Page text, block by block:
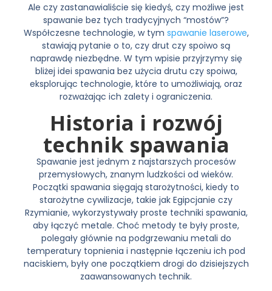
Ale czy zastanawialiście się kiedyś, czy możliwe jest
spawanie bez tych tradycyjnych “mostów”?
Współczesne technologie, w tym spawanie laserowe,
stawiają pytanie o to, czy drut czy spoiwo są
naprawdę niezbędne. W tym wpisie przyjrzymy się
bliżej idei spawania bez użycia drutu czy spoiwa,
eksplorując technologie, które to umożliwiają, oraz
rozważając ich zalety i ograniczenia.
Historia i rozwój
technik spawania
Spawanie jest jednym z najstarszych procesów
przemysłowych, znanym ludzkości od wieków.
Początki spawania sięgają starożytności, kiedy to
starożytne cywilizacje, takie jak Egipcjanie czy
Rzymianie, wykorzystywały proste techniki spawania,
aby łączyć metale. Choć metody te były proste,
polegały głównie na podgrzewaniu metali do
temperatury topnienia i następnie łączeniu ich pod
naciskiem, były one początkiem drogi do dzisiejszych
zaawansowanych technik.